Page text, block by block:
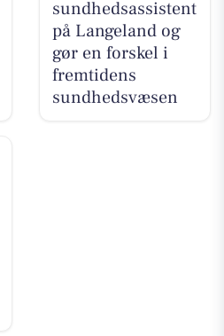
sundhedsassistent
på Langeland og
gør en forskel i
fremtidens
sundhedsvæsen